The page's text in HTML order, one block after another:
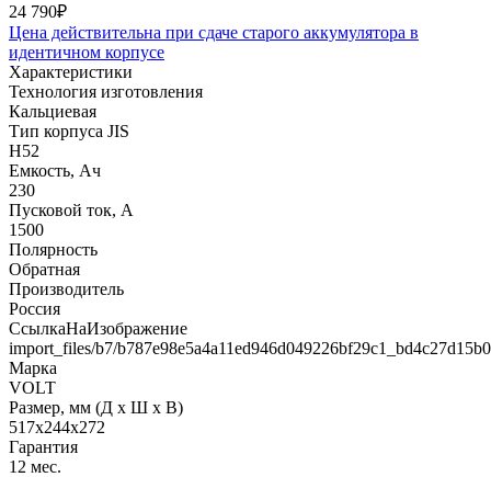
24 790₽
Цена действительна при сдаче старого аккумулятора в
идентичном корпусе
Характеристики
Технология изготовления
Кальциевая
Тип корпуса JIS
H52
Емкость, Ач
230
Пусковой ток, А
1500
Полярность
Обратная
Производитель
Россия
СсылкаНаИзображение
import_files/b7/
Марка
VOLT
Размер, мм (Д x Ш x В)
517х244х272
Гарантия
12 мес.